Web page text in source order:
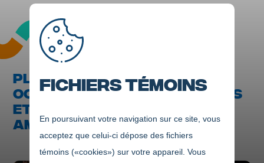
Fichiers témoins
En poursuivant votre navigation sur ce site, vous
acceptez que celui-ci dépose des fichiers
témoins («cookies») sur votre appareil. Vous
PLUSIEURS BOURSES
OCTROYÉES À DES ÉTUDIANTES
ET DES ÉTUDIANTS EN
AMÉNAGEMENT ET URBANISME